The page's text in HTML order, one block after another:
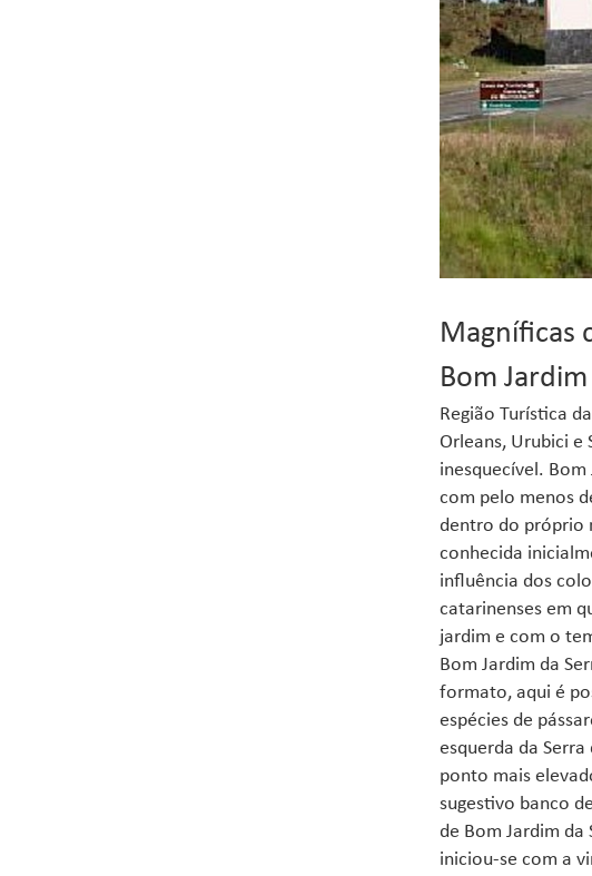
Magníficas
Bom
Região Turística
Orleans, Urubici e
inesquecível.
com pelo menos
dentro do próprio
conhecida
influência dos
catarinenses em
jardim e com o
Bom Jardim da
formato, aqui é
espécies de
esquerda da
ponto mais
sugestivo banco
de Bom Jardim
iniciou-se com a